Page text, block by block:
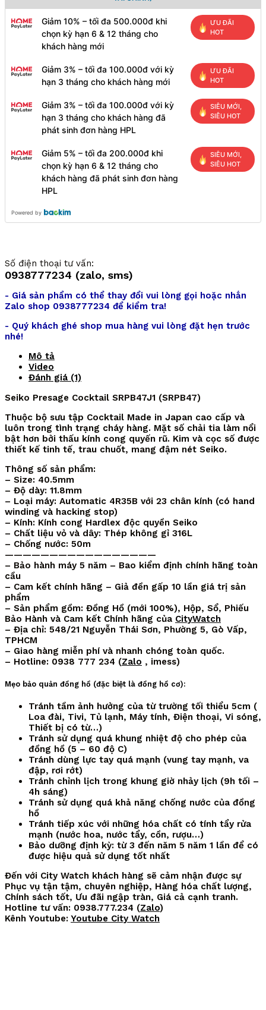
Giảm 10% – tối đa 500.000đ khi
chọn kỳ hạn 6 & 12 tháng cho
khách hàng mới
ƯU ĐÃI
HOT
Giảm 3% – tối đa 100.000đ với kỳ
hạn 3 tháng cho khách hàng mới
ƯU ĐÃI
HOT
Giảm 3% – tối đa 100.000đ với kỳ
hạn 3 tháng cho khách hàng đã
phát sinh đơn hàng HPL
SIÊU MỚI,
SIÊU HOT
Giảm 5% – tối đa 200.000đ khi
chọn kỳ hạn 6 & 12 tháng cho
khách hàng đã phát sinh đơn hàng
HPL
SIÊU MỚI,
SIÊU HOT
Powered by
Số điện thoại tư vấn:
0938777234 (zalo, sms)
- Giá sản phẩm có thể thay đổi vui lòng gọi hoặc nhắn
Zalo shop 0938777234 để kiểm tra!
- Quý khách ghé shop mua hàng vui lòng đặt hẹn trước
nhé!
Mô tả
Video
Đánh giá (1)
Seiko Presage Cocktail SRPB47J1 (SRPB47)
Thuộc bộ sưu tập Cocktail Made in Japan cao cấp và
luôn trong tình trạng cháy hàng. Mặt số chải tia làm nổi
bật hơn bởi thấu kính cong quyến rũ. Kim và cọc số được
thiết kế tinh tế, trau chuốt, mang đậm nét Seiko.
Thông số sản phẩm:
– Size: 40.5mm
– Độ dày: 11.8mm
– Loại máy: Automatic 4R35B với 23 chân kính (có hand
winding và hacking stop)
– Kính: Kính cong Hardlex độc quyền Seiko
– Chất liệu vỏ và dây: Thép không gỉ 316L
– Chống nước: 50m
—————————————————
– Bảo hành máy 5 năm – Bao kiểm định chính hãng toàn
cầu
– Cam kết chính hãng – Giả đền gấp 10 lần giá trị sản
phẩm
– Sản phẩm gồm: Đồng Hồ (mới 100%), Hộp, Sổ, Phiếu
Bảo Hành và Cam kết Chính hãng của CityWatch
– Địa chỉ: 548/21 Nguyễn Thái Sơn, Phường 5, Gò Vấp,
TPHCM
– Giao hàng miễn phí và nhanh chóng toàn quốc.
– Hotline: 0938 777 234 (Zalo , imess)
Mẹo bảo quản đồng hồ (đặc biệt là đồng hồ cơ):
Tránh tầm ảnh hưởng của từ trường tối thiểu 5cm (
Loa đài, Tivi, Tủ lạnh, Máy tính, Điện thoại, Vi sóng,
Thiết bị có từ…)
Tránh sử dụng quá khung nhiệt độ cho phép của
đồng hồ (5 – 60 độ C)
Tránh dùng lực tay quá mạnh (vung tay mạnh, va
đập, rơi rớt)
Tránh chỉnh lịch trong khung giờ nhảy lịch (9h tối –
4h sáng)
Tránh sử dụng quá khả năng chống nước của đồng
hồ
Tránh tiếp xúc với những hóa chất có tính tẩy rửa
mạnh (nước hoa, nước tẩy, cồn, rượu…)
Bảo dưỡng định kỳ: từ 3 đến năm 5 năm 1 lần để có
được hiệu quả sử dụng tốt nhất
Đến với City Watch khách hàng sẽ cảm nhận được sự
Phục vụ tận tậm, chuyên nghiệp, Hàng hóa chất lượng,
Chính sách tốt, Ưu đãi ngập tràn, Giá cả cạnh tranh.
Hotline tư vấn: 0938.777.234 (Zalo)
Kênh Youtube: Youtube City Watch